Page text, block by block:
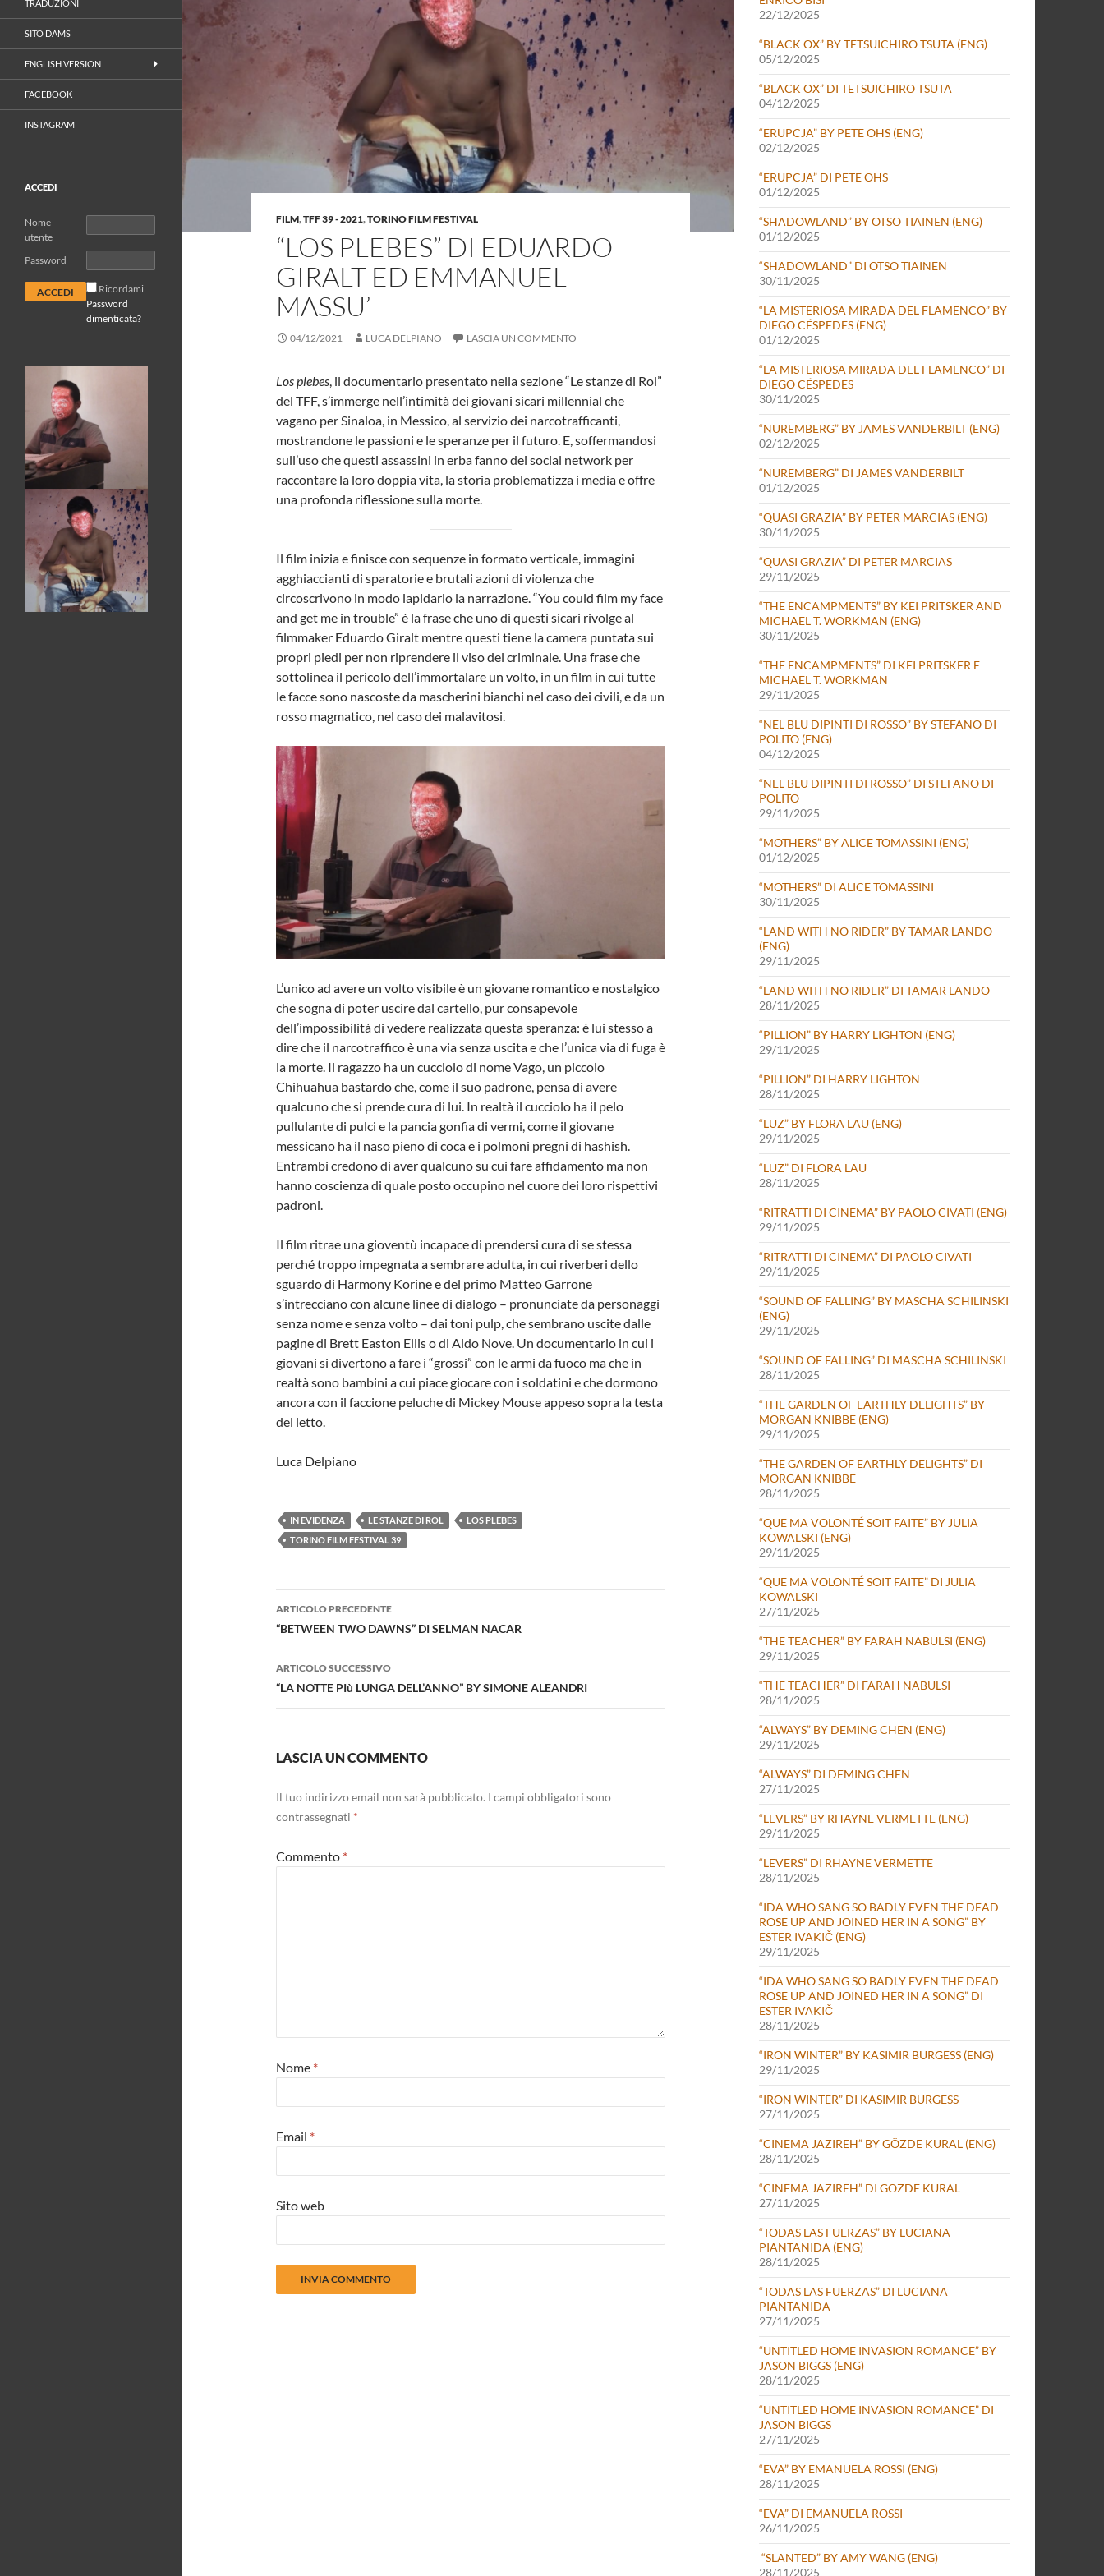
FILM,TFF 39 - 2021,TORINO FILM FESTIVAL
“LOS PLEBES” DI EDUARDO
GIRALT ED EMMANUEL
MASSU’
04/12/2021 LUCA DELPIANO LASCIA UN COMMENTO
Los plebes, il documentario presentato nella sezione “Le stanze di Rol”
del TFF, s’immerge nell’intimità dei giovani sicari millennial che
vagano per Sinaloa, in Messico, al servizio dei narcotrafficanti,
mostrandone le passioni e le speranze per il futuro. E, soffermandosi
sull’uso che questi assassini in erba fanno dei social network per
raccontare la loro doppia vita, la storia problematizza i media e offre
una profonda riflessione sulla morte.
Il film inizia e finisce con sequenze in formato verticale, immagini
agghiaccianti di sparatorie e brutali azioni di violenza che
circoscrivono in modo lapidario la narrazione. “You could film my face
and get me in trouble” è la frase che uno di questi sicari rivolge al
filmmaker Eduardo Giralt mentre questi tiene la camera puntata sui
propri piedi per non riprendere il viso del criminale. Una frase che
sottolinea il pericolo dell’immortalare un volto, in un film in cui tutte
le facce sono nascoste da mascherini bianchi nel caso dei civili, e da un
rosso magmatico, nel caso dei malavitosi.
L’unico ad avere un volto visibile è un giovane romantico e nostalgico
che sogna di poter uscire dal cartello, pur consapevole
dell’impossibilità di vedere realizzata questa speranza: è lui stesso a
dire che il narcotraffico è una via senza uscita e che l’unica via di fuga è
la morte. Il ragazzo ha un cucciolo di nome Vago, un piccolo
Chihuahua bastardo che, come il suo padrone, pensa di avere
qualcuno che si prende cura di lui. In realtà il cucciolo ha il pelo
pullulante di pulci e la pancia gonfia di vermi, come il giovane
messicano ha il naso pieno di coca e i polmoni pregni di hashish.
Entrambi credono di aver qualcuno su cui fare affidamento ma non
hanno coscienza di quale posto occupino nel cuore dei loro rispettivi
padroni.
Il film ritrae una gioventù incapace di prendersi cura di se stessa
perché troppo impegnata a sembrare adulta, in cui riverberi dello
sguardo di Harmony Korine e del primo Matteo Garrone
s’intrecciano con alcune linee di dialogo – pronunciate da personaggi
senza nome e senza volto – dai toni pulp, che sembrano uscite dalle
pagine di Brett Easton Ellis o di Aldo Nove. Un documentario in cui i
giovani si divertono a fare i “grossi” con le armi da fuoco ma che in
realtà sono bambini a cui piace giocare con i soldatini e che dormono
ancora con il faccione peluche di Mickey Mouse appeso sopra la testa
del letto.
Luca Delpiano
IN EVIDENZA LE STANZE DI ROL
LOS PLEBES
TORINO FILM FESTIVAL 39
Navigazione
articolo
ARTICOLO PRECEDENTE
“BETWEEN TWO DAWNS” DI SELMAN NACAR
ARTICOLO SUCCESSIVO
“LA NOTTE PIù LUNGA DELL’ANNO” BY SIMONE ALEANDRI
LASCIA UN COMMENTO
Il tuo indirizzo email non sarà pubblicato. I campi obbligatori sono
contrassegnati *
Commento *
Nome *
Email *
Sito web
22/12/2025
“BLACK OX” BY TETSUICHIRO TSUTA (ENG)
05/12/2025
“BLACK OX” DI TETSUICHIRO TSUTA
04/12/2025
“ERUPCJA” BY PETE OHS (ENG)
02/12/2025
“ERUPCJA” DI PETE OHS
01/12/2025
“SHADOWLAND” BY OTSO TIAINEN (ENG)
01/12/2025
“SHADOWLAND” DI OTSO TIAINEN
30/11/2025
“LA MISTERIOSA MIRADA DEL FLAMENCO” BY
DIEGO CÉSPEDES (ENG)
01/12/2025
“LA MISTERIOSA MIRADA DEL FLAMENCO” DI
DIEGO CÉSPEDES
30/11/2025
“NUREMBERG” BY JAMES VANDERBILT (ENG)
02/12/2025
“NUREMBERG” DI JAMES VANDERBILT
01/12/2025
“QUASI GRAZIA” BY PETER MARCIAS (ENG)
30/11/2025
“QUASI GRAZIA” DI PETER MARCIAS
29/11/2025
“THE ENCAMPMENTS” BY KEI PRITSKER AND
MICHAEL T. WORKMAN (ENG)
30/11/2025
“THE ENCAMPMENTS” DI KEI PRITSKER E
MICHAEL T. WORKMAN
29/11/2025
“NEL BLU DIPINTI DI ROSSO” BY STEFANO DI
POLITO (ENG)
04/12/2025
“NEL BLU DIPINTI DI ROSSO” DI STEFANO DI
POLITO
29/11/2025
“MOTHERS” BY ALICE TOMASSINI (ENG)
01/12/2025
“MOTHERS” DI ALICE TOMASSINI
30/11/2025
“LAND WITH NO RIDER” BY TAMAR LANDO
(ENG)
29/11/2025
“LAND WITH NO RIDER” DI TAMAR LANDO
28/11/2025
“PILLION” BY HARRY LIGHTON (ENG)
29/11/2025
“PILLION” DI HARRY LIGHTON
28/11/2025
“LUZ” BY FLORA LAU (ENG)
29/11/2025
“LUZ” DI FLORA LAU
28/11/2025
“RITRATTI DI CINEMA” BY PAOLO CIVATI (ENG)
29/11/2025
“RITRATTI DI CINEMA” DI PAOLO CIVATI
29/11/2025
“SOUND OF FALLING” BY MASCHA SCHILINSKI
(ENG)
29/11/2025
“SOUND OF FALLING” DI MASCHA SCHILINSKI
28/11/2025
“THE GARDEN OF EARTHLY DELIGHTS” BY
MORGAN KNIBBE (ENG)
29/11/2025
“THE GARDEN OF EARTHLY DELIGHTS” DI
MORGAN KNIBBE
28/11/2025
“QUE MA VOLONTÉ SOIT FAITE” BY JULIA
KOWALSKI (ENG)
29/11/2025
“QUE MA VOLONTÉ SOIT FAITE” DI JULIA
KOWALSKI
27/11/2025
“THE TEACHER” BY FARAH NABULSI (ENG)
29/11/2025
“THE TEACHER” DI FARAH NABULSI
28/11/2025
“ALWAYS” BY DEMING CHEN (ENG)
29/11/2025
“ALWAYS” DI DEMING CHEN
27/11/2025
“LEVERS” BY RHAYNE VERMETTE (ENG)
29/11/2025
“LEVERS” DI RHAYNE VERMETTE
28/11/2025
“IDA WHO SANG SO BADLY EVEN THE DEAD
ROSE UP AND JOINED HER IN A SONG” BY
ESTER IVAKIČ (ENG)
29/11/2025
“IDA WHO SANG SO BADLY EVEN THE DEAD
ROSE UP AND JOINED HER IN A SONG” DI
ESTER IVAKIČ
28/11/2025
“IRON WINTER” BY KASIMIR BURGESS (ENG)
29/11/2025
“IRON WINTER” DI KASIMIR BURGESS
27/11/2025
“CINEMA JAZIREH” BY GÖZDE KURAL (ENG)
28/11/2025
“CINEMA JAZIREH” DI GÖZDE KURAL
27/11/2025
“TODAS LAS FUERZAS” BY LUCIANA
PIANTANIDA (ENG)
28/11/2025
“TODAS LAS FUERZAS” DI LUCIANA
PIANTANIDA
27/11/2025
“UNTITLED HOME INVASION ROMANCE” BY
JASON BIGGS (ENG)
28/11/2025
“UNTITLED HOME INVASION ROMANCE” DI
JASON BIGGS
27/11/2025
“EVA” BY EMANUELA ROSSI (ENG)
28/11/2025
“EVA” DI EMANUELA ROSSI
26/11/2025
“SLANTED” BY AMY WANG (ENG)
28/11/2025
TRADUZIONI
SITO DAMS
ENGLISH VERSION
FACEBOOK
INSTAGRAM
ACCEDI
Nome
utente
Password
Ricordami
Password
dimenticata?